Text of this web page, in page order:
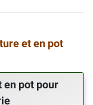
et en pot
en pot pour